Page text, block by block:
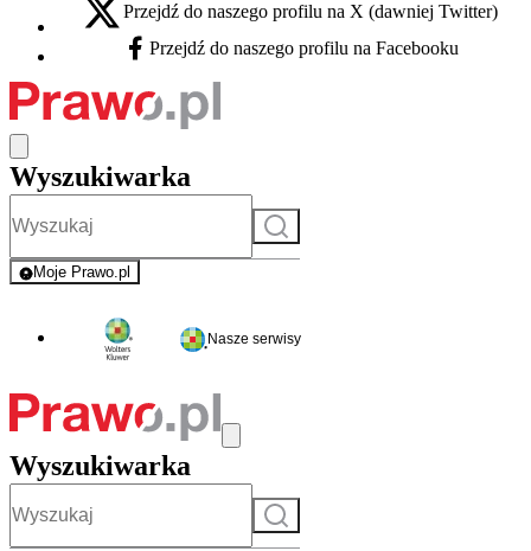
X - otwiera się w nowej karcie
Przejdź do naszego profilu na X (dawniej Twitter)
Facebook - otwiera się w nowej karcie
Przejdź do naszego profilu na Facebooku
Wyszukiwarka
Szukaj
Moje Prawo.pl
- rejestracja i logowanie do serwisu
Nasze serwisy
Wyszukiwarka
Szukaj